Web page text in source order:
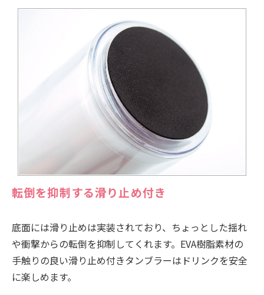
転倒を抑制する滑り止め付き
底面には滑り止めは実装されており、ちょっとした揺れ
や衝撃からの転倒を抑制してくれます。EVA樹脂素材の
手触りの良い滑り止め付きタンブラーはドリンクを安全
に楽しめます。